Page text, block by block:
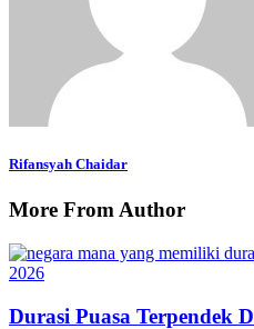
Rifansyah Chaidar
More From Author
Durasi Puasa Terpendek